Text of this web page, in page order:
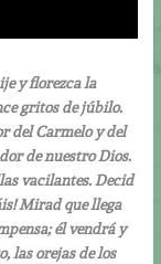
y florezca la
gritos de júbilo.
del Carmelo y del
de nuestro Dios.
vacilantes. Decid
Mirad que llega
él vendrá y
las orejas de los